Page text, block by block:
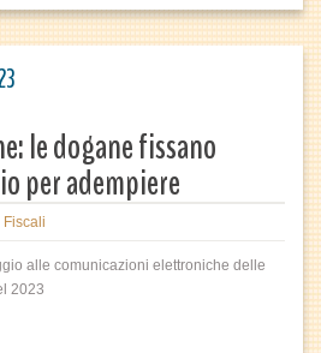
le dogane fissano
per adempiere
Fiscali
alle comunicazioni elettroniche delle
2023